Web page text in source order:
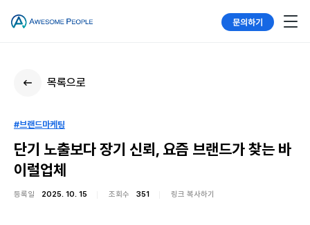
문의하기
목록으로
#브랜드마케팅
단기 노출보다 장기 신뢰, 요즘 브랜드가 찾는 바
이럴업체
등록일 2025. 10. 15 조회수 351 링크 복사하기